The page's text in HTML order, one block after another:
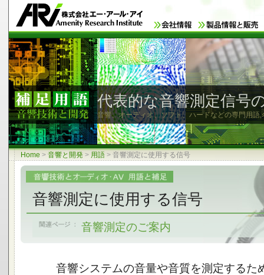
代表的な音響測定信号
音響、オーディオ、ソフト、ハードなどの専門用語,
Home > 音響と開発 > 用語 > 音響測定に使用する信号
音響測定に使用する信号
音響測定のご案内
音響システムの音量や音質を測定するた